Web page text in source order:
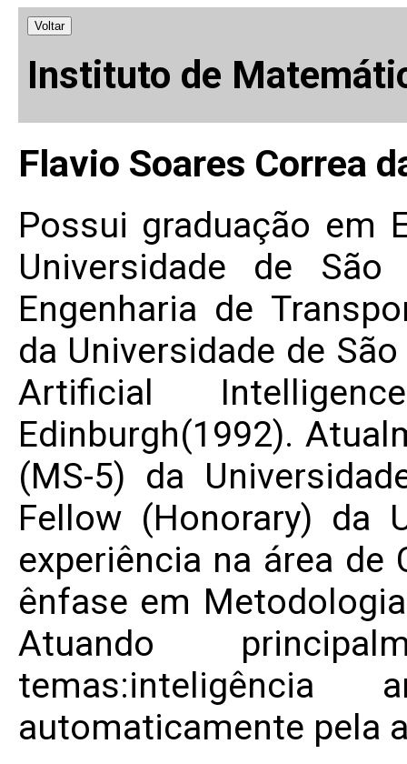
Voltar
Instituto de
Flavio Soares Correa
Possui graduação em
Universidade de São
Engenharia de
da Universidade de
Artificial
Edinburgh(1992).
(MS-5) da
Fellow (Honorary) da
experiência na área de
ênfase em
Atuando
temas:inteligência
automaticamente pela